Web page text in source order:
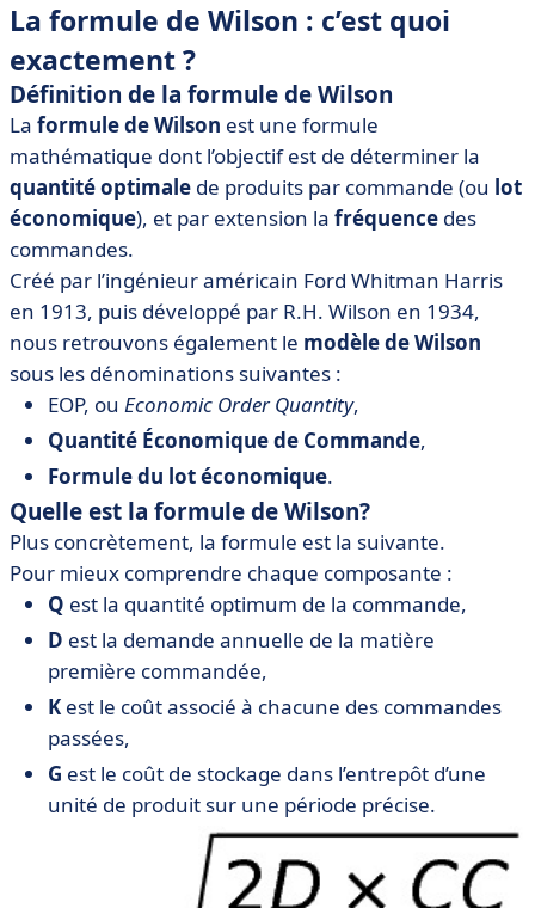
La formule de Wilson : c’est quoi
exactement ?
Définition de la formule de Wilson
La formule de Wilson est une formule
mathématique dont l’objectif est de déterminer la
quantité optimale de produits par commande (ou lot
économique), et par extension la fréquence des
commandes.
Créé par l’ingénieur américain Ford Whitman Harris
en 1913, puis développé par R.H. Wilson en 1934,
nous retrouvons également le modèle de Wilson
sous les dénominations suivantes :
EOP, ou Economic Order Quantity,
Quantité Économique de Commande,
Formule du lot économique.
Quelle est la formule de Wilson?
Plus concrètement, la formule est la suivante.
Pour mieux comprendre chaque composante :
Q est la quantité optimum de la commande,
D est la demande annuelle de la matière
première commandée,
K est le coût associé à chacune des commandes
passées,
G est le coût de stockage dans l’entrepôt d’une
unité de produit sur une période précise.